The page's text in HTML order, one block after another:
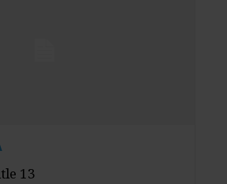
13